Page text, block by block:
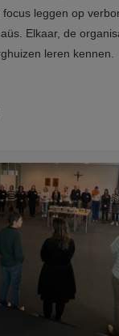
leggen op
Elkaar, de
leren kennen.